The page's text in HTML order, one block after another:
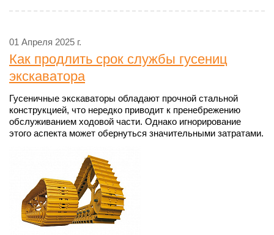
01 Апреля 2025 г.
Как продлить срок службы гусениц
экскаватора
Гусеничные экскаваторы обладают прочной стальной
конструкцией, что нередко приводит к пренебрежению
обслуживанием ходовой части. Однако игнорирование
этого аспекта может обернуться значительными затратами.